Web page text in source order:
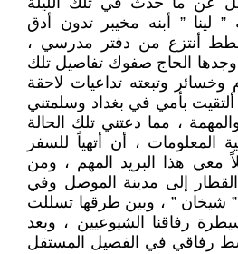
” لينا ” أبنه مخيبر تدون أدق
أنتزع من دفتر مدرسي ،
وجدها الحاج صفوك تفاصيل تلك
وخسائر وتبعته تداعيات لاحقة
بأمي في بغداد وسلمتني
، مما دعتني تلك الحالة
المعلومات ، أن أتهياً للسفر
معي هذا البريد المهم ، ومن
إلى مدينة الموصل وفي
” شيخان ” ، وبين طرقها تسللت
رفاقنا الشيوعيين ، وبعد
رفاقي في الفصيل المستقل